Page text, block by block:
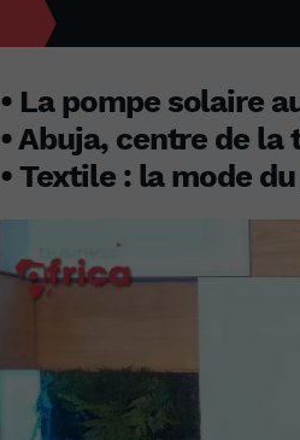
• La pompe solaire
• Abuja, centre de
• Textile : la mode